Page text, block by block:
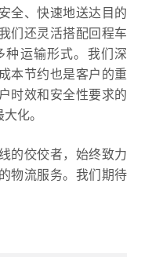
全、快速地送达目的
们还灵活搭配回程车
种运输形式。我们深
本节约也是客户的重
时效和安全性要求的
化。
的佼佼者，始终致力
物流服务。我们期待